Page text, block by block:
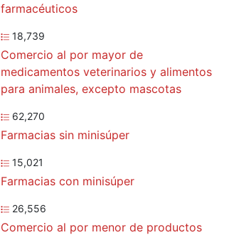
farmacéuticos
18,739
Comercio al por mayor de
medicamentos veterinarios y alimentos
para animales, excepto mascotas
62,270
Farmacias sin minisúper
15,021
Farmacias con minisúper
26,556
Comercio al por menor de productos